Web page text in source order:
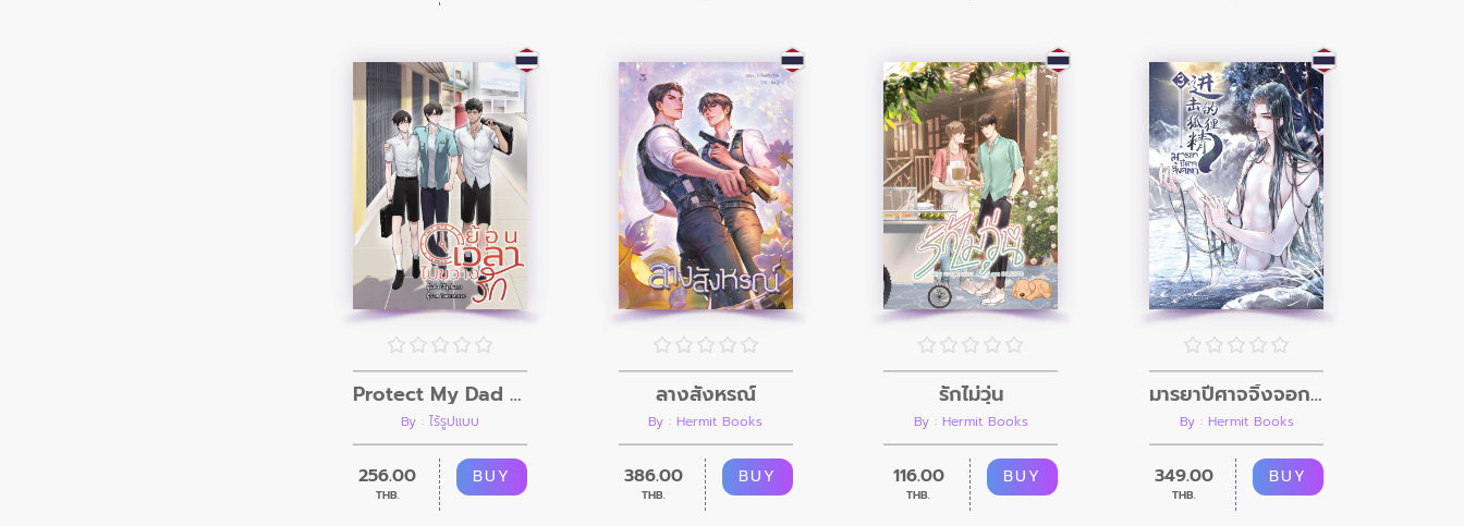
Protect My Dad ย้อนเวลาไปขวางรัก
By : ไร้รูปแบบ
256.00
THB.
BUY
ลางสังหรณ์
By : Hermit Books
386.00
THB.
BUY
รักไม่วุ่น
By : Hermit Books
116.00
THB.
BUY
มารยาปีศาจจิ้งจอก เล่ม 3
By : Hermit Books
349.00
THB.
BUY